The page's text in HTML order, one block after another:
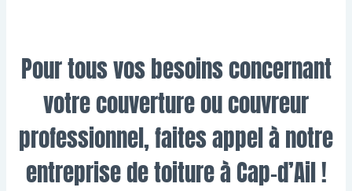
Pour tous vos besoins concernant
votre couverture ou couvreur
professionnel, faites appel à notre
entreprise de toiture à Cap-d’Ail !